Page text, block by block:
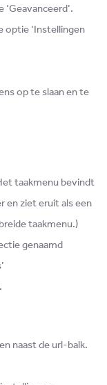
optie ‘Instellingen
op te slaan en te
taakmenu bevindt
en ziet eruit als een
taakmenu.)
genaamd
naast de url-balk.